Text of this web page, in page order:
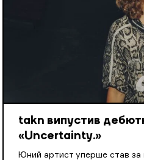
takn випустив
«Uncertainty.»
Юний артист уперше став за